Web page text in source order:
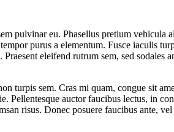
pulvinar eu. Phasellus pretium vehicula
purus a elementum. Fusce iaculis
eleifend rutrum sem, sed sodales
turpis sem. Cras mi quam, congue sit
Pellentesque auctor faucibus lectus, in
risus. Donec posuere faucibus ante,